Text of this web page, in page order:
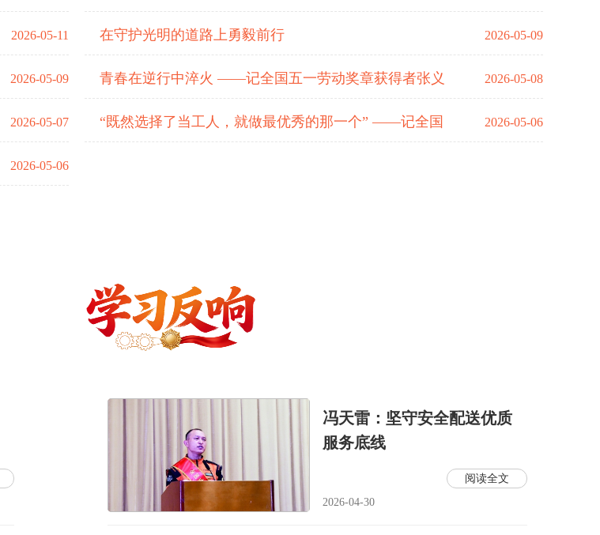
2026-05-11 在守护光明的道路上勇毅前行 2026-05-09
2026-05-09 青春在逆行中淬火 ——记全国五一劳动奖章获得者张义 2026-05-08
2026-05-07 “既然选择了当工人，就做最优秀的那一个” ——记全国 2026-05-06
2026-05-06
冯天雷：坚守安全配送优质
服务底线
2026-04-30
阅读全文